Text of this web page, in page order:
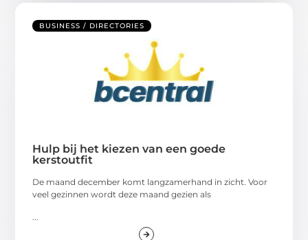
BUSINESS / DIRECTORIES
Hulp bij het kiezen van een goede
kerstoutfit
De maand december komt langzamerhand in zicht. Voor
veel gezinnen wordt deze maand gezien als